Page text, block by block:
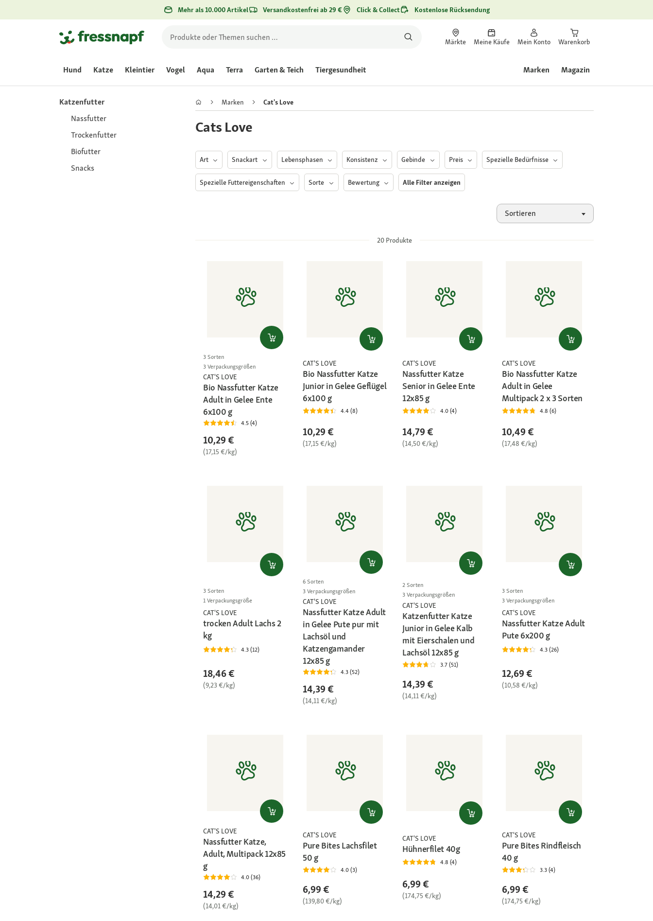
Mehr als 10.000 Artikel Versandkostenfrei ab 29 € Click & Collect Kostenlose Rücksendung
Märkte Meine Käufe Mein Konto Warenkorb
Hund Katze Kleintier Vogel Aqua Terra Garten & Teich Tiergesundheit Marken Magazin
Katzenfutter
Nassfutter
Trockenfutter
Biofutter
Snacks
Marken Cat's Love
Cats Love
Art Snackart Lebensphasen Konsistenz Gebinde Preis Spezielle Bedürfnisse
Spezielle Futtereigenschaften Sorte Bewertung Alle Filter anzeigen
Sortieren
20 Produkte
3 Sorten
3 Verpackungsgrößen
CAT'S LOVE
Bio Nassfutter Katze
Adult in Gelee Ente
6x100 g
4.5 (4)
10,29 €
(17,15 €/kg)
CAT'S LOVE
Bio Nassfutter Katze
Junior in Gelee Geflügel
6x100 g
4.4 (8)
10,29 €
(17,15 €/kg)
CAT'S LOVE
Nassfutter Katze
Senior in Gelee Ente
12x85 g
4.0 (4)
14,79 €
(14,50 €/kg)
CAT'S LOVE
Bio Nassfutter Katze
Adult in Gelee
Multipack 2 x 3 Sorten
4.8 (6)
10,49 €
(17,48 €/kg)
3 Sorten
1 Verpackungsgröße
CAT'S LOVE
trocken Adult Lachs 2
kg
4.3 (12)
18,46 €
(9,23 €/kg)
6 Sorten
3 Verpackungsgrößen
CAT'S LOVE
Nassfutter Katze Adult
in Gelee Pute pur mit
Lachsöl und
Katzengamander
12x85 g
4.3 (52)
14,39 €
(14,11 €/kg)
2 Sorten
3 Verpackungsgrößen
CAT'S LOVE
Katzenfutter Katze
Junior in Gelee Kalb
mit Eierschalen und
Lachsöl 12x85 g
3.7 (51)
14,39 €
(14,11 €/kg)
3 Sorten
3 Verpackungsgrößen
CAT'S LOVE
Nassfutter Katze Adult
Pute 6x200 g
4.3 (26)
12,69 €
(10,58 €/kg)
CAT'S LOVE
Nassfutter Katze,
Adult, Multipack 12x85
g
4.0 (36)
14,29 €
(14,01 €/kg)
CAT'S LOVE
Pure Bites Lachsfilet
50 g
4.0 (3)
6,99 €
(139,80 €/kg)
CAT'S LOVE
Hühnerfilet 40g
4.8 (4)
6,99 €
(174,75 €/kg)
CAT'S LOVE
Pure Bites Rindfleisch
40 g
3.3 (4)
6,99 €
(174,75 €/kg)